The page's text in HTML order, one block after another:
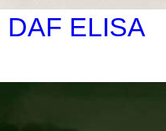
ELISA